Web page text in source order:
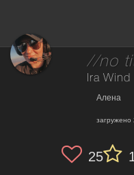
//no
Ira Wind
Алена
загружено
25